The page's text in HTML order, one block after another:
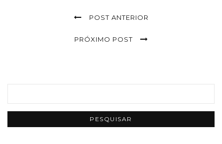
POST ANTERIOR
PRÓXIMO POST